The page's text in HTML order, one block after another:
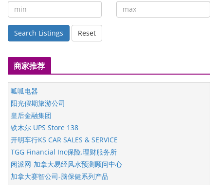
Search Listings Reset
商家推荐
呱呱电器
阳光假期旅游公司
皇后金融集团
铁木尔 UPS Store 138
开明车行KS CAR SALES & SERVICE
TGG Financial Inc保险.理财服务所
闲派网-加拿大易经风水预测顾问中心
加拿大赛智公司-脑保健系列产品
五星国艺拍卖及评估公司